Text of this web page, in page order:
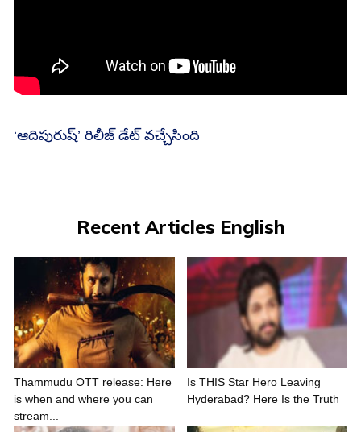
‘ఆదిపురుష్‌’ రిలీజ్‌ డేట్‌ వచ్చేసింది
Recent Articles English
Thammudu OTT release: Here
is when and where you can
stream...
Is THIS Star Hero Leaving
Hyderabad? Here Is the Truth